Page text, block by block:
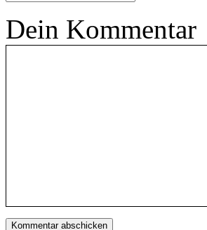
Dein Kommentar